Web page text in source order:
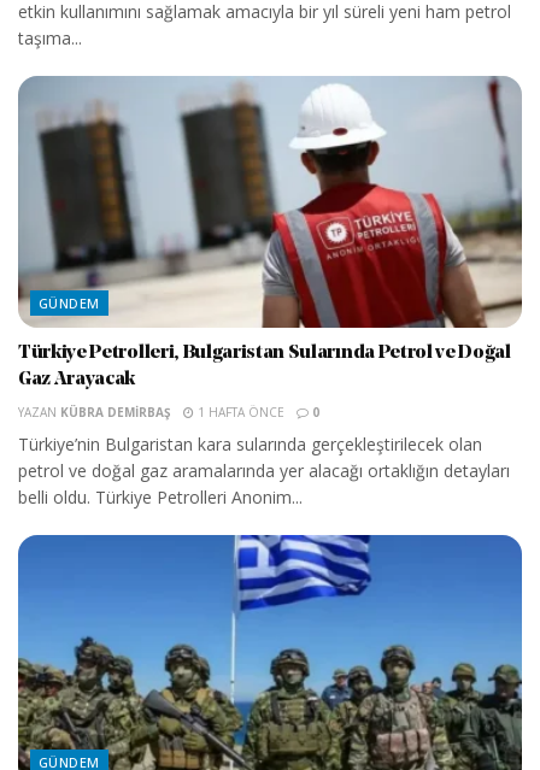
etkin kullanımını sağlamak amacıyla bir yıl süreli yeni ham petrol
taşıma...
GÜNDEM
Türkiye Petrolleri, Bulgaristan Sularında Petrol ve Doğal
Gaz Arayacak
YAZAN KÜBRA DEMIRBAŞ 1 HAFTA ÖNCE 0
Türkiye’nin Bulgaristan kara sularında gerçekleştirilecek olan
petrol ve doğal gaz aramalarında yer alacağı ortaklığın detayları
belli oldu. Türkiye Petrolleri Anonim...
GÜNDEM